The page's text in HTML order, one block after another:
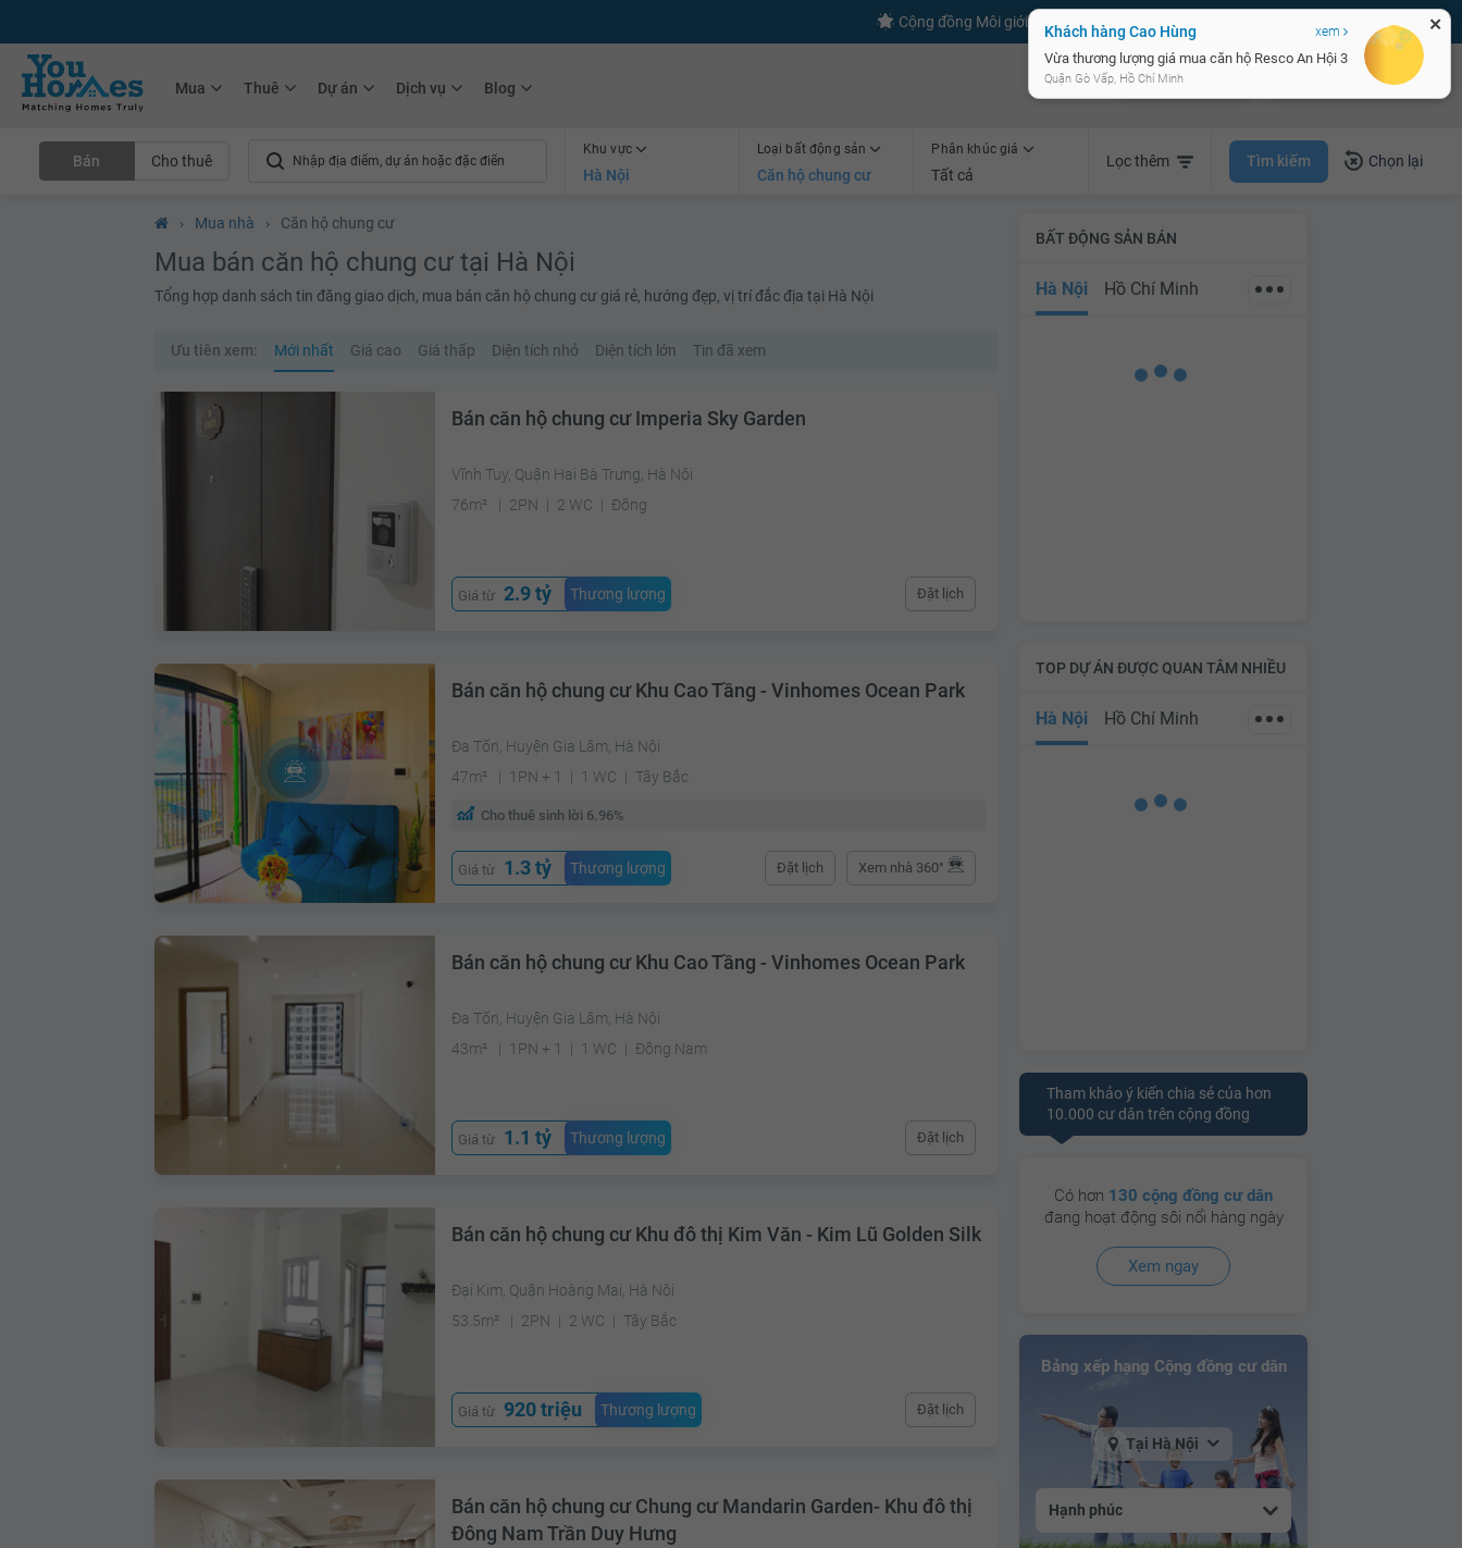
Cộng đồng Môi giới bPRO Đăng tin miễn phí
Mua Thuê Dự án Dịch vụ Blog
Bán nhà nhanh Cho thuê nhà nhanh
Bán Cho thuê
Khu vực
Hà Nội
Loại bất động sản
Căn hộ chung cư
Phân khúc giá
Tất cả
Lọc thêm Tìm kiếm Chọn lại
› Mua nhà › Căn hộ chung cư
Mua bán căn hộ chung cư tại Hà Nội
Tổng hợp danh sách tin đăng giao dịch, mua bán căn hộ chung cư giá rẻ, hướng đẹp, vị trí đắc địa tại Hà Nội
Ưu tiên xem: Mới nhất Giá cao Giá thấp Diện tích nhỏ Diện tích lớn Tin đã xem
Bán căn hộ chung cư Imperia Sky Garden
Vĩnh Tuy, Quận Hai Bà Trưng, Hà Nội
76m²
2PN 2 WC Đông
Giá từ 2.9 tỷ Thương lượng Đặt lịch
Bán căn hộ chung cư Khu Cao Tầng - Vinhomes Ocean Park
Đa Tốn, Huyện Gia Lâm, Hà Nội
47m²
1PN + 1 1 WC Tây Bắc
Cho thuê sinh lời 6.96%
Giá từ 1.3 tỷ Thương lượng Đặt lịch Xem nhà 360°
Bán căn hộ chung cư Khu Cao Tầng - Vinhomes Ocean Park
Đa Tốn, Huyện Gia Lâm, Hà Nội
43m²
1PN + 1 1 WC Đông Nam
Giá từ 1.1 tỷ Thương lượng Đặt lịch
Bán căn hộ chung cư Khu đô thị Kim Văn - Kim Lũ Golden Silk
Đại Kim, Quận Hoàng Mai, Hà Nội
53.5m²
2PN 2 WC Tây Bắc
Giá từ 920 triệu Thương lượng Đặt lịch
Bán căn hộ chung cư Chung cư Mandarin Garden- Khu đô thị
Đông Nam Trần Duy Hưng
BẤT ĐỘNG SẢN BÁN
Hà Nội Hồ Chí Minh
TOP DỰ ÁN ĐƯỢC QUAN TÂM NHIỀU
Hà Nội Hồ Chí Minh
Tham khảo ý kiến chia sẻ của hơn
10.000 cư dân trên cộng đồng
Có hơn 130 cộng đồng cư dân
đang hoạt động sôi nổi hàng ngày
Xem ngay
Bảng xếp hạng Cộng đồng cư dân
Tại Hà Nội
Hạnh phúc
✕
Khách hàng Cao Hùng xem
Vừa thương lượng giá mua căn hộ Resco An Hội 3
Quận Gò Vấp, Hồ Chí Minh
1.92 tỷ